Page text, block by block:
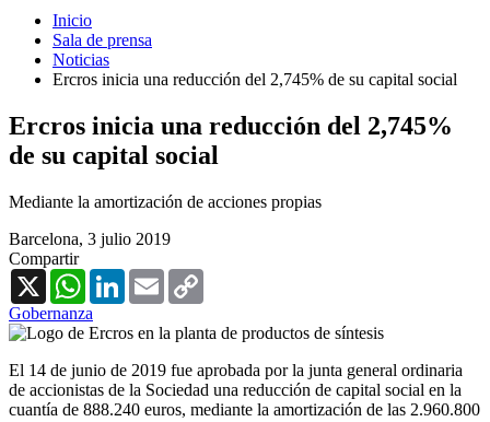
Inicio
Sala de prensa
Noticias
Ercros inicia una reducción del 2,745% de su capital social
Ercros inicia una reducción del 2,745%
de su capital social
Mediante la amortización de acciones propias
Barcelona, 3 julio 2019
Compartir
X
WhatsAppLinkedInEmail
Gobernanza
El 14 de junio de 2019 fue aprobada por la junta general ordinaria
de accionistas de la Sociedad una reducción de capital social en la
cuantía de 888.240 euros, mediante la amortización de las 2.960.800